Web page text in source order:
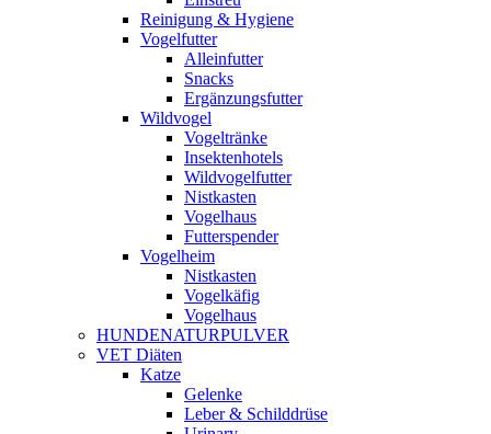
Reinigung & Hygiene
Vogelfutter
Alleinfutter
Snacks
Ergänzungsfutter
Wildvogel
Vogeltränke
Insektenhotels
Wildvogelfutter
Nistkasten
Vogelhaus
Futterspender
Vogelheim
Nistkasten
Vogelkäfig
Vogelhaus
HUNDENATURPULVER
VET Diäten
Katze
Gelenke
Leber & Schilddrüse